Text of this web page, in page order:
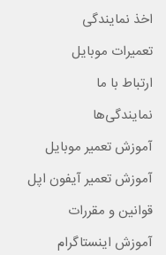
اخذ نمایندگی
تعمیرات موبایل
ارتباط با ما
نمایندگی‌ها
آموزش تعمیر موبایل
آموزش تعمیر آیفون اپل
قوانین و مقررات
آموزش اینستاگرام